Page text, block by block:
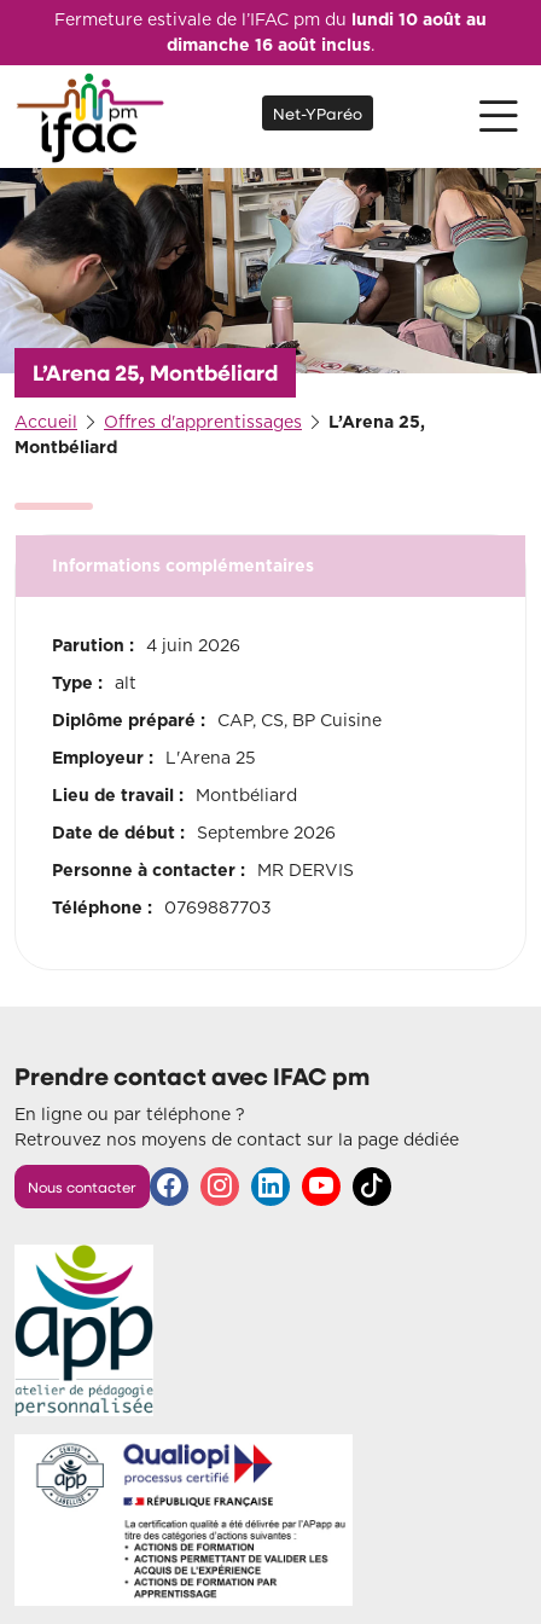
Fermeture estivale de l’IFAC pm du lundi 10 août au
dimanche 16 août inclus.
Net-YParéo
L’Arena 25, Montbéliard
Accueil Offres d'apprentissages
L’Arena 25,
Montbéliard
Informations complémentaires
Parution : 4 juin 2026
Type : alt
Diplôme préparé : CAP, CS, BP Cuisine
Employeur : L'Arena 25
Lieu de travail : Montbéliard
Date de début : Septembre 2026
Personne à contacter : MR DERVIS
Téléphone : 0769887703
Prendre contact avec IFAC pm
En ligne ou par téléphone ?
Retrouvez nos moyens de contact sur la page dédiée
Nous contacter